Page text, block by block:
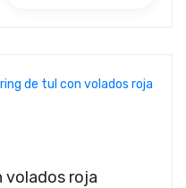
volados roja